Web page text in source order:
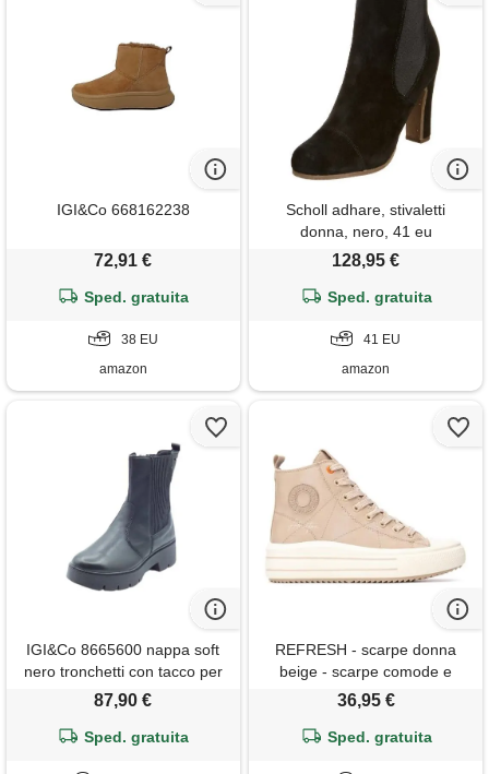
IGI&Co 668162238
72,91 €
Sped. gratuita
38 EU
amazon
Scholl adhare, stivaletti
donna, nero, 41 eu
128,95 €
Sped. gratuita
41 EU
amazon
IGI&Co 8665600 nappa soft
nero tronchetti con tacco per
donna in pelle (taglia 37)
87,90 €
Sped. gratuita
REFRESH - scarpe donna
beige - scarpe comode e
versatili - moda casual -
37)
36,95 €
Sped. gratuita